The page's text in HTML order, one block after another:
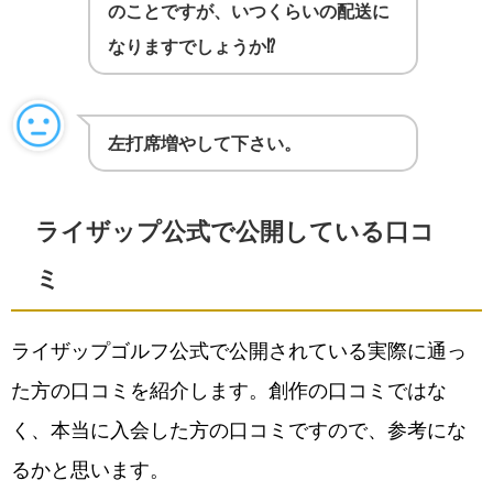
のことですが、いつくらいの配送に
なりますでしょうか⁉️
左打席増やして下さい。
ライザップ公式で公開している口コ
ミ
ライザップゴルフ公式で公開されている実際に通っ
た方の口コミを紹介します。創作の口コミではな
く、本当に入会した方の口コミですので、参考にな
るかと思います。